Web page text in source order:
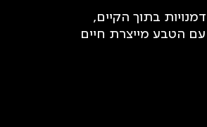
בתוך הקיים,
הטבע מייצרת חיים